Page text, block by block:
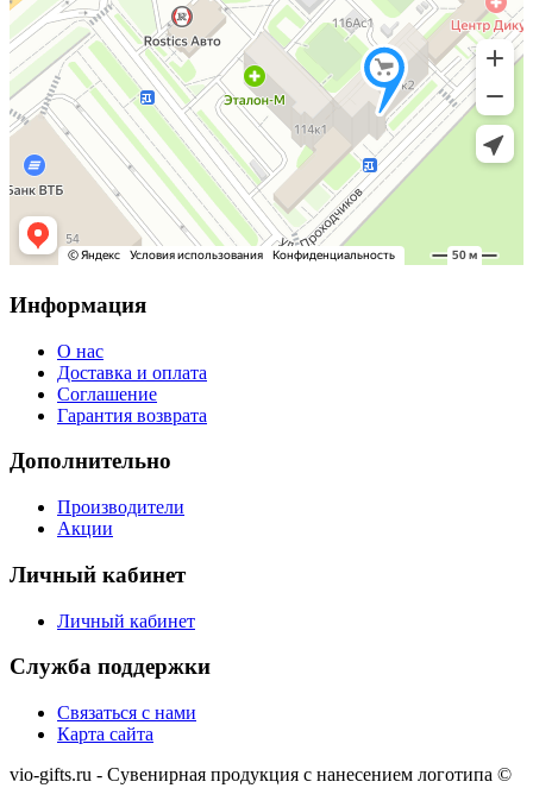
Информация
О нас
Доставка и оплата
Соглашение
Гарантия возврата
Дополнительно
Производители
Акции
Личный кабинет
Личный кабинет
Служба поддержки
Связаться с нами
Карта сайта
vio-gifts.ru - Сувенирная продукция с нанесением логотипа ©